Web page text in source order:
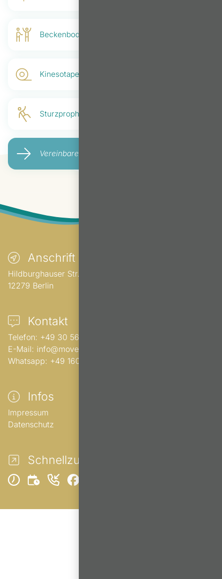
Beckenboden Behandlungen
Kinesotape
Sturzprophylaxe
Vereinbaren Sie noch heute einen Termin
Anschrift
Hildburghauser Str. 5e
12279 Berlin
Kontakt
Telefon: +49 30 56 55 55 97
E-Mail: info@moveundrelax.de
Whatsapp: +49 160 93 38 38 14
Infos
Impressum
Datenschutz
Schnellzugriffe